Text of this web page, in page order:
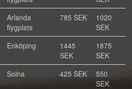
Arlanda
flygplats
785 SEK
1020
SEK
Enköping
1445
SEK
1875
SEK
Solna 425 SEK
550
SEK